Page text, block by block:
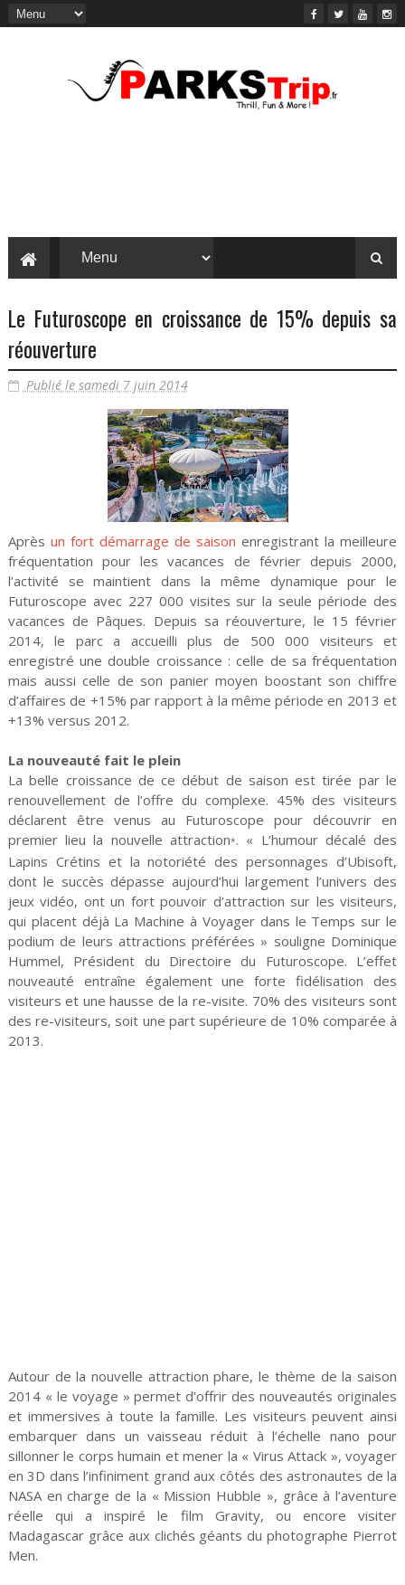
Le Futuroscope en croissance de 15% depuis sa
réouverture
Publié le samedi 7 juin 2014
Après un fort démarrage de saison enregistrant la meilleure
fréquentation pour les vacances de février depuis 2000,
l’activité se maintient dans la même dynamique pour le
Futuroscope avec 227 000 visites sur la seule période des
vacances de Pâques. Depuis sa réouverture, le 15 février
2014, le parc a accueilli plus de 500 000 visiteurs et
enregistré une double croissance : celle de sa fréquentation
mais aussi celle de son panier moyen boostant son chiffre
d’affaires de +15% par rapport à la même période en 2013 et
+13% versus 2012.
La nouveauté fait le plein
La belle croissance de ce début de saison est tirée par le
renouvellement de l’offre du complexe. 45% des visiteurs
déclarent être venus au Futuroscope pour découvrir en
premier lieu la nouvelle attraction*. « L’humour décalé des
Lapins Crétins et la notoriété des personnages d’Ubisoft,
dont le succès dépasse aujourd’hui largement l’univers des
jeux vidéo, ont un fort pouvoir d’attraction sur les visiteurs,
qui placent déjà La Machine à Voyager dans le Temps sur le
podium de leurs attractions préférées » souligne Dominique
Hummel, Président du Directoire du Futuroscope. L’effet
nouveauté entraîne également une forte fidélisation des
visiteurs et une hausse de la re-visite. 70% des visiteurs sont
des re-visiteurs, soit une part supérieure de 10% comparée à
2013.
Autour de la nouvelle attraction phare, le thème de la saison
2014 « le voyage » permet d’offrir des nouveautés originales
et immersives à toute la famille. Les visiteurs peuvent ainsi
embarquer dans un vaisseau réduit à l’échelle nano pour
sillonner le corps humain et mener la « Virus Attack », voyager
en 3D dans l’infiniment grand aux côtés des astronautes de la
NASA en charge de la « Mission Hubble », grâce à l’aventure
réelle qui a inspiré le film Gravity, ou encore visiter
Madagascar grâce aux clichés géants du photographe Pierrot
Men.